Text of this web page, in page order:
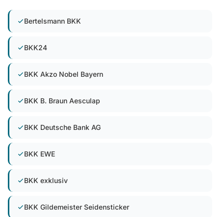
Bertelsmann BKK
BKK24
BKK Akzo Nobel Bayern
BKK B. Braun Aesculap
BKK Deutsche Bank AG
BKK EWE
BKK exklusiv
BKK Gildemeister Seidensticker